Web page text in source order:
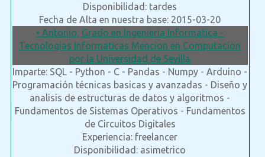
Disponibilidad: tardes
Fecha de Alta en nuestra base: 2015-03-20
• Antonio, Grado en Ingenieria Informatica -
Tecnologias Informaticas Mencion en Computacion
por la Universidad de Sevilla
Imparte: SQL - Python - C - Pandas - Numpy - Arduino -
Programación técnicas basicas y avanzadas - Diseño y
analisis de estructuras de datos y algoritmos -
Fundamentos de Sistemas Operativos - Fundamentos
de Circuitos Digitales
Experiencia: freelancer
Disponibilidad: asimetrico